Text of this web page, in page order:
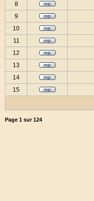
8
9
10
11
12
13
14
15
Page 1 sur124